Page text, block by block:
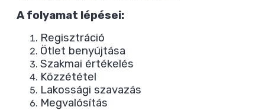
A folyamat lépései:
Regisztráció
Ötlet benyújtása
Szakmai értékelés
Közzététel
Lakossági szavazás
Megvalósítás